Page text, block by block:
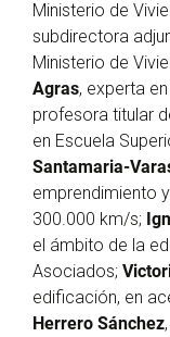
Ministerio de
subdirectora
Ministerio de
Agras, experta
profesora titular
en Escuela
Santamaria-
emprendimiento
300.000 km/s;
el ámbito de la
Asociados;
edificación, en
Herrero Sánchez